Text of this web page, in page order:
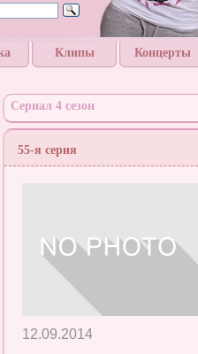
Клипы Концерты
Сериал 4 сезон
55-я серия
12.09.2014